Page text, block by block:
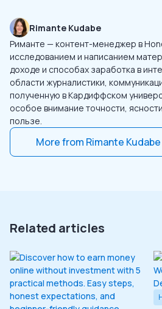
Rimante Kudabe
Риманте — контент-менеджер в
исследованием и написанием
доходе и способах заработка в
области журналистики,
полученную в Кардиффском
особое внимание точности,
пользе.
More from Rimante Kudabe
Related articles